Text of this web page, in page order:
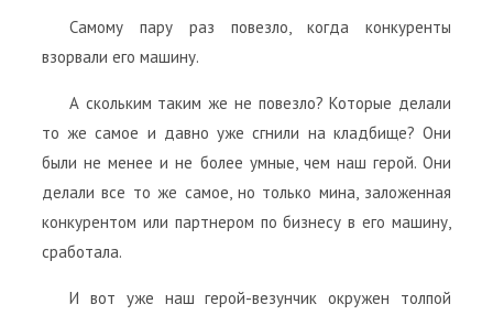
Самому пару раз повезло, когда конкуренты
взорвали его машину.
А скольким таким же не повезло? Которые делали
то же самое и давно уже сгнили на кладбище? Они
были не менее и не более умные, чем наш герой. Они
делали все то же самое, но только мина, заложенная
конкурентом или партнером по бизнесу в его машину,
сработала.
И вот уже наш герой-везунчик окружен толпой